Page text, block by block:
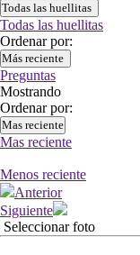
Todas las huellitas
Todas las huellitas
Ordenar por:
Más reciente
Preguntas
Mostrando
Ordenar por:
Mas reciente
Mas reciente
Menos reciente
Anterior
Siguiente
Seleccionar foto